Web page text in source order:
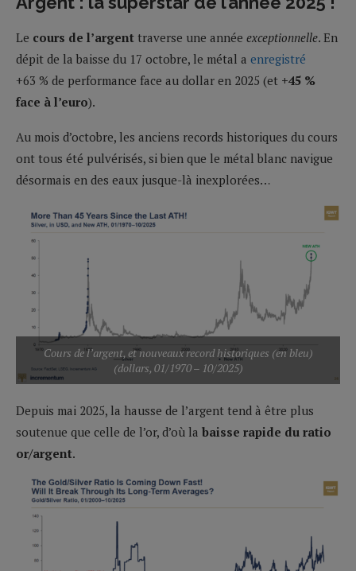
Le cours de l’argent traverse une année exceptionnelle. En
dépit de la baisse du 17 octobre, le métal a enregistré
+63 % de performance face au dollar en 2025 (et +45 %
face à l’euro).
Au mois d’octobre, les anciens records historiques du cours
ont tous été pulvérisés, si bien que le métal blanc navigue
désormais en des eaux jusque-là inexplorées…
Cours de l’argent, et nouveaux record historiques (en bleu)
(dollars, 01/1970 – 10/2025)
Depuis mai 2025, la hausse de l’argent tend à être plus
soutenue que celle de l’or, d’où la baisse rapide du ratio
or/argent.